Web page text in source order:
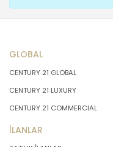
GLOBAL
CENTURY 21 GLOBAL
CENTURY 21 LUXURY
CENTURY 21 COMMERCIAL
İLANLAR